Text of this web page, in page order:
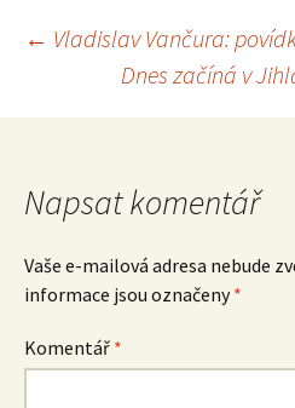
Navigace
pro
příspěvek
← Vladislav Vančura:
Dnes začíná v
Napsat komentář
Vaše e-mailová adresa nebude
informace jsou označeny*
Komentář *